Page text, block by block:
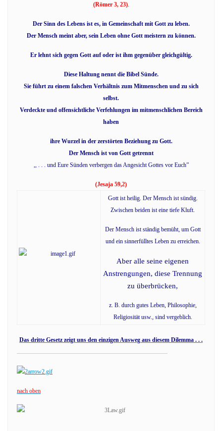
(Römer 3, 23).
Der Sinn des Lebens ist es, in Gemeinschaft mit Gott zu leben.
Der Mensch meint aber, sein Leben ohne Gott meistern zu können.
Er lehnt sich gegen Gott auf oder ist ihm gegenüber gleichgültig.
Diese Haltung nennt die Bibel Sünde.
Sie führt zu einem falschen Verhältnis zum Mitmenschen und zu sich
selbst.
Verdeckte und offensichtliche Verfehlungen im mitmenschlichen Bereich
haben
ihre Wurzel in der zerstörten Beziehung zu Gott.
Der Mensch ist von Gott getrennt
,, . . . und Eure Sünden verbergen das Angesicht Gottes vor Euch”
(Jesaja 59,2)
Gott ist heilig. Der Mensch ist sündig.
Zwischen beiden ist eine tiefe Kluft.
Der Mensch ist ständig bemüht, um Gott
und ein sinnerfülltes Leben zu erreichen.
Aber alle seine eigenen
Anstrengungen, diese Trennung
zu überbrücken,
z. B. durch gutes Leben, Philosophie,
Religiosität usw., sind vergeblich.
Das dritte Gesetz zeigt uns den einzigen Ausweg aus diesem Dilemma . . .
nach oben